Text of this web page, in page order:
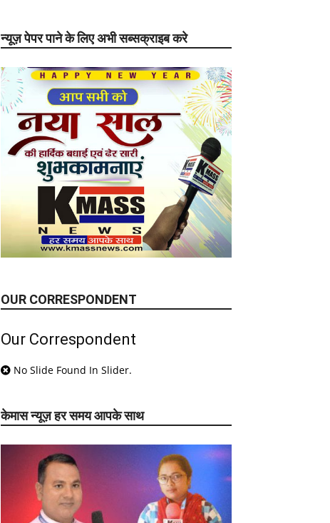
न्यूज़ पेपर पाने के लिए अभी सब्सक्राइब करे
OUR CORRESPONDENT
Our Correspondent
No Slide Found In Slider.
केमास न्यूज़ हर समय आपके साथ